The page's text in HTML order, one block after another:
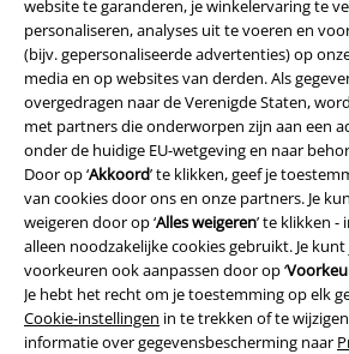
website te garanderen, je winkelervaring te
personaliseren, analyses uit te voeren en
(bijv. gepersonaliseerde advertenties) op
media en op websites van derden. Als
overgedragen naar de Verenigde Staten,
met partners die onderworpen zijn aan een
onder de huidige EU-wetgeving en naar
Door op ‘Akkoord’ te klikken, geef je
van cookies door ons en onze partners. Je
weigeren door op ‘Alles weigeren’ te klikken -
alleen noodzakelijke cookies gebruikt. Je
voorkeuren ook aanpassen door op ‘
Je hebt het recht om je toestemming op elk
Cookie-instellingen in te trekken of te
informatie over gegevensbescherming naar
Legal
Algemene Voorwaarden
Bedrijfsgegevens